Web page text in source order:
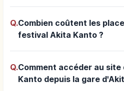
Q.Combien coûtent les
festival Akita Kanto ?
Q.Comment accéder au
Kanto depuis la gare